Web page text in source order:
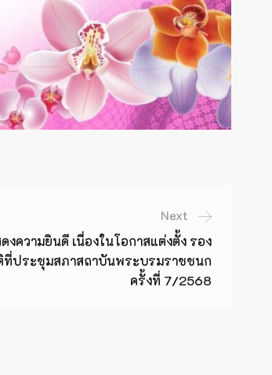
Next
ความยินดี เนื่องในโอกาสแต่งตั้ง รอง
ประชุมสภาสถาบันพระบรมราชชนก
ครั้งที่ 7/2568